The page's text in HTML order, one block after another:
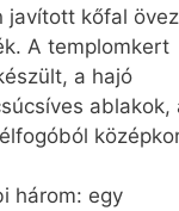
javított kőfal
A templomkert
a hajó
ablakok,
három: egy